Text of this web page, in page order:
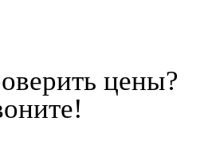
цены?